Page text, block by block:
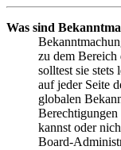
Was sind
zu dem Bereich
solltest sie stets
auf jeder Seite
globalen
Berechtigungen
kannst oder
Board-